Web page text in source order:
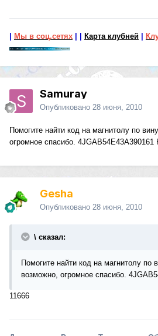
Мы в соц.сетях Карта клубней
Samuray
Опубликовано 28 июня, 2010
Помогите найти код на магнитолу по
огромное спасибо. 4JGAB54E43A390161
Gesha
Опубликовано 28 июня, 2010
\ сказал:
Помогите найти код на магнитолу по
возможно, огромное спасибо.
11666